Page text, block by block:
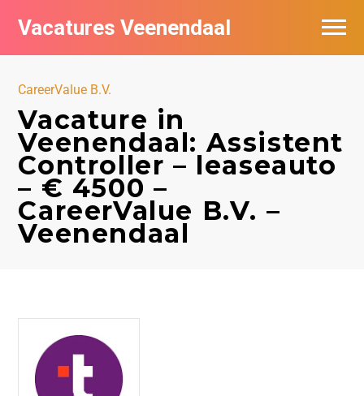
Vacatures Veenendaal
CareerValue B.V.
Vacature in
Veenendaal: Assistent
Controller – leaseauto
– € 4500 –
CareerValue B.V. –
Veenendaal
Vacatures per bedrijf in Veendaal